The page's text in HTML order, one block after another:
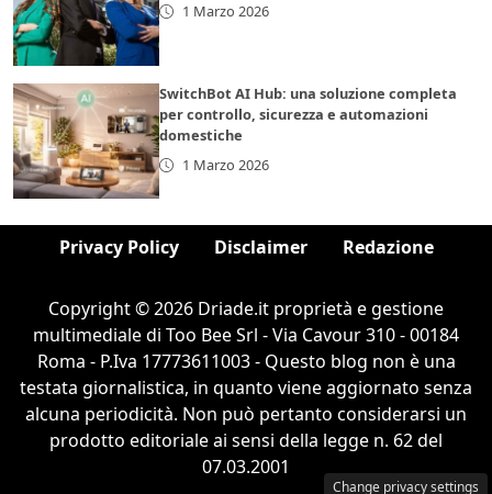
1 Marzo 2026
SwitchBot AI Hub: una soluzione completa
per controllo, sicurezza e automazioni
domestiche
1 Marzo 2026
Privacy Policy Disclaimer Redazione
Copyright © 2026 Driade.it proprietà e gestione
multimediale di Too Bee Srl - Via Cavour 310 - 00184
Roma - P.Iva 17773611003 - Questo blog non è una
testata giornalistica, in quanto viene aggiornato senza
alcuna periodicità. Non può pertanto considerarsi un
prodotto editoriale ai sensi della legge n. 62 del
07.03.2001
Change privacy settings